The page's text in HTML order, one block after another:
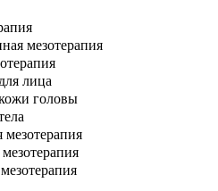
мезотерапия
лица
головы